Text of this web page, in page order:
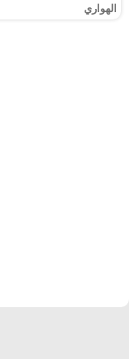
الهواري